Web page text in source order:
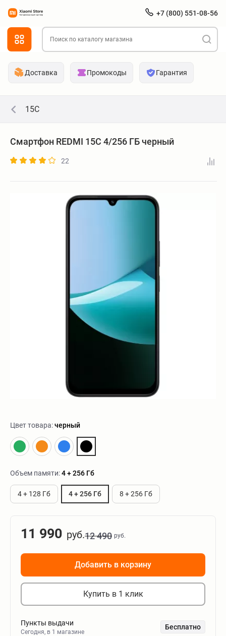
+7 (800) 551-08-56
Доставка Промокоды Гарантия
15C
Смартфон REDMI 15C 4/256 ГБ черный
22
Цвет товара:черный
Объем памяти:4 + 256 Гб
4 + 128 Гб 4 + 256 Гб 8 + 256 Гб
11 990 руб.12 490 руб.
Добавить в корзину
Купить в 1 клик
Пункты выдачи
Сегодня, в 1 магазине
Бесплатно